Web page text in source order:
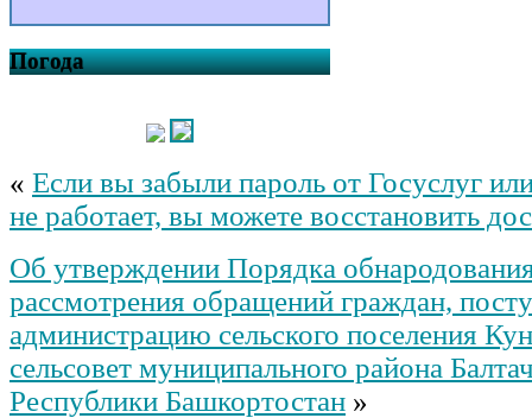
Погода
« Если вы забыли пароль от Госуслуг
не работает, вы можете восстановить
Об утверждении Порядка
рассмотрения обращений граждан,
администрацию сельского поселения
сельсовет муниципального района
Республики Башкортостан »